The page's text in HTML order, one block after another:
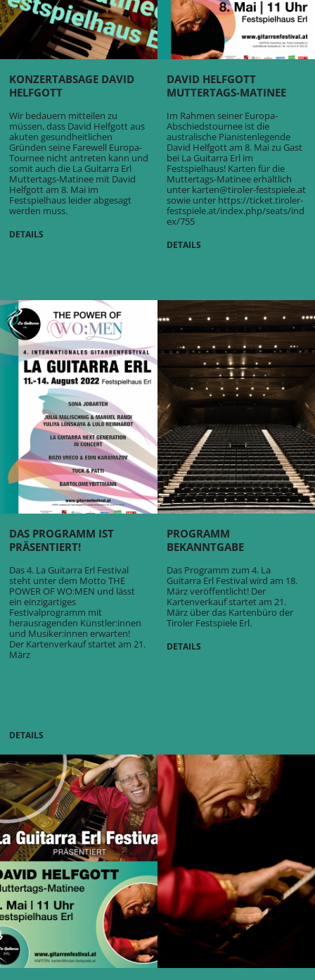
KONZERTABSAGE DAVID
HELFGOTT
Wir bedauern mitteilen zu
müssen, dass David Helfgott aus
akuten gesundheitlichen
Gründen seine Farewell Europa-
Tournee nicht antreten kann und
somit auch die La Guitarra Erl
Muttertags-Matinee mit David
Helfgott am 8. Mai im
Festspielhaus leider abgesagt
werden muss.
DETAILS
DAVID HELFGOTT
MUTTERTAGS-MATINEE
Im Rahmen seiner Europa-
Abschiedstournee ist die
australische Pianistenlegende
David Helfgott am 8. Mai zu Gast
bei La Guitarra Erl im
Festspielhaus! Karten für die
Muttertags-Matinee erhältlich
unter karten@tiroler-festspiele.at
sowie unter https://ticket.tiroler-
festspiele.at/index.php/seats/ind
ex/755
DETAILS
DAS PROGRAMM IST
PRÄSENTIERT!
Das 4. La Guitarra Erl Festival
steht unter dem Motto THE
POWER OF WO:MEN und lässt
ein einzigartiges
Festivalprogramm mit
herausragenden Künstler:innen
und Musiker:innen erwarten!
Der Kartenverkauf startet am 21.
März
DETAILS
PROGRAMM
BEKANNTGABE
Das Programm zum 4. La
Guitarra Erl Festival wird am 18.
März veröffentlicht! Der
Kartenverkauf startet am 21.
März über das Kartenbüro der
Tiroler Festspiele Erl.
DETAILS